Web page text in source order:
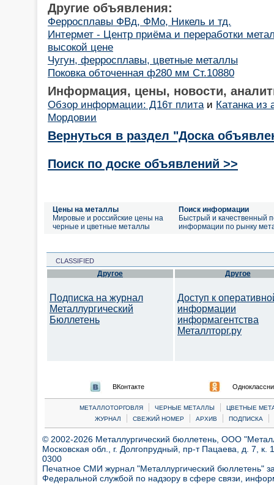
Другие объявления:
Ферросплавы ФВд, ФМо, Никель и тд.
Интермет - Центр приёма и переработки
высокой цене
Чугун, ферросплавы, цветные металлы
Поковка обточенная ф280 мм Ст.10880
Информация, цены, новости,
Обзор информации: Д16т плита и Катанка
Мордовии
Вернуться в раздел "Доска
Поиск по доске объявлений >>
Цены на металлы
Мировые и российские цены на
черные и цветные металлы
Поиск информации
Быстрый и качественный
информации по рынку
CLASSIFIED
Другое
Подписка на журнал
Металлургический
Бюллетень
Другое
Доступ к
информации
информагентства
Металлторг.ру
ВКонтакте
МЕТАЛЛОТОРГОВЛЯ | ЧЕРНЫЕ МЕТАЛЛЫ |
ЦВЕТНЫЕ
ЖУРНАЛ
| СВЕЖИЙ НОМЕР | АРХИВ | ПОДПИСКА |
© 2002-2026 Металлургический бюллетень, ООО
Московская обл., г. Долгопрудный, пр-т Пацаева, д. 7,
0300
Печатное СМИ журнал "Металлургический бюллетень"
Федеральной службой по надзору в сфере связи,